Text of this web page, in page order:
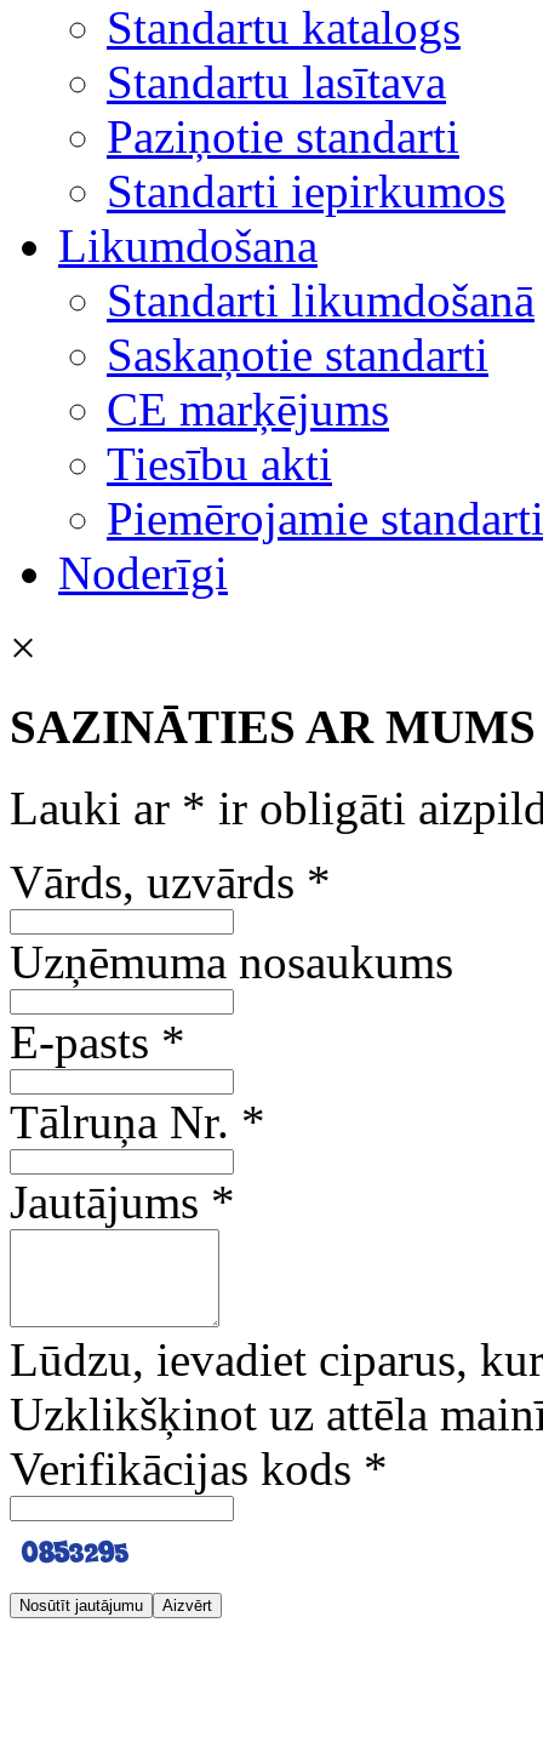
Standartu katalogs
Standartu lasītava
Paziņotie standarti
Standarti iepirkumos
Likumdošana
Standarti likumdošanā
Saskaņotie standarti
CE marķējums
Tiesību akti
Piemērojamie standarti
Noderīgi
×
SAZINĀTIES AR MUMS
Lauki ar * ir obligāti
Vārds, uzvārds *
Uzņēmuma nosaukums
E-pasts *
Tālruņa Nr. *
Jautājums *
Lūdzu, ievadiet ciparus,
Uzklikšķinot uz attēla
Verifikācijas kods *
Nosūtīt jautājumu Aizvērt